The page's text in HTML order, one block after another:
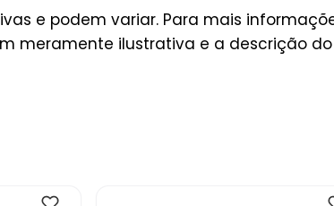
e podem variar. Para mais
meramente ilustrativa e a descrição